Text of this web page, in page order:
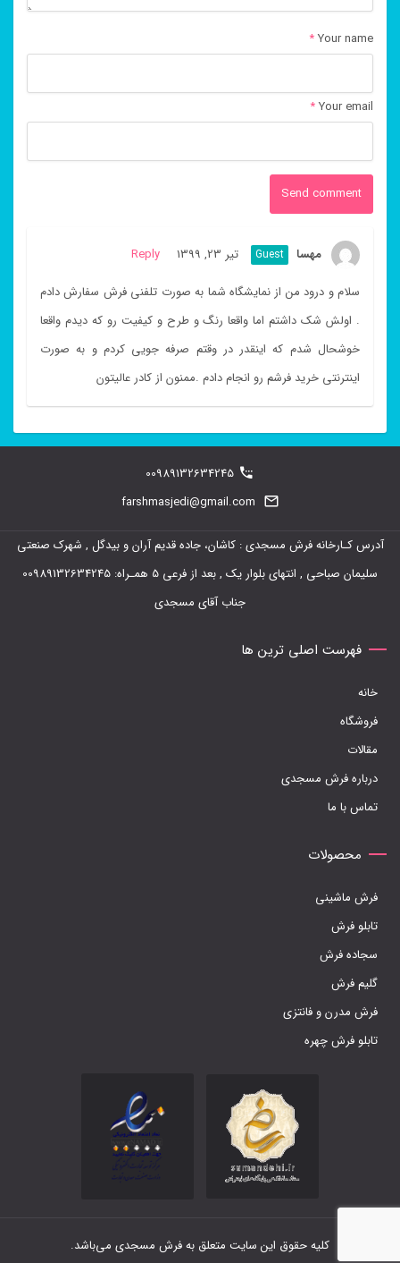
Your name
*
Your email
*
مهسا Guest تیر 23, 1399 Reply
سلام و درود من از نمایشگاه شما به صورت تلفنی فرش سفارش دادم
. اولش شک داشتم اما واقعا رنگ و طرح و کیفیت رو که دیدم واقعا
خوشحال شدم که اینقدر در وقتم صرفه جویی کردم و به صورت
اینترنتی خرید فرشم رو انجام دادم .ممنون از کادر عالیتون
00989132634245
farshmasjedi@gmail.com
آدرس کـارخانه فرش مسجدی : کاشان، جاده قدیم آران و بیدگل , شهرک صنعتی
سلیمان صباحی , انتهای بلوار یک , بعد از فرعی 5 همـراه: 00989132634245
جناب آقای مسجدی
فهرست اصلی ترین ها
خانه
فروشگاه
مقالات
درباره فرش مسجدی
تماس با ما
محصولات
فرش ماشینی
تابلو فرش
سجاده فرش
گلیم فرش
فرش مدرن و فانتزی
تابلو فرش چهره
کلیه حقوق این سایت متعلق به فرش مسجدی می‌باشد.